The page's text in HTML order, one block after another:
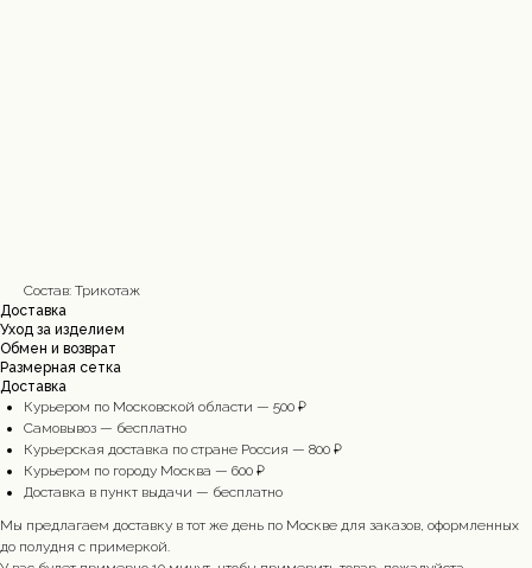
Состав: Трикотаж
Доставка
Уход за изделием
Обмен и возврат
Размерная сетка
Доставка
Курьером по Московской области — 500 ₽
Cамовывоз — бесплатно
Курьерская доставка по стране Россия — 800 ₽
Курьером по городу Москва — 600 ₽
Доставка в пункт выдачи — бесплатно
Мы предлагаем доставку в тот же день по Москве для заказов, оформленных
до полудня с примеркой.